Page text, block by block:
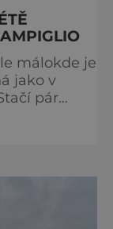
málokde je
jako v
pár
první